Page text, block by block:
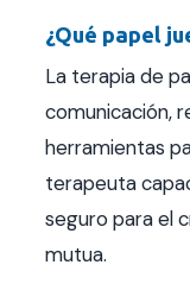
¿Qué papel
La terapia de
comunicación,
herramientas
terapeuta
seguro para el
mutua.